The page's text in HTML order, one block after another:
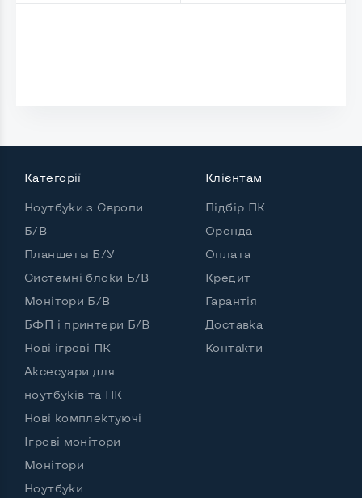
Категорії
Ноутбуки з Європи
Б/В
Планшеты Б/У
Системні блоки Б/В
Монітори Б/В
БФП і принтери Б/В
Нові ігрові ПК
Аксесуари для
ноутбуків та ПК
Нові комплектуючі
Ігрові монітори
Монітори
Ноутбуки
Клієнтам
Підбір ПК
Оренда
Оплата
Кредит
Гарантія
Доставка
Контакти